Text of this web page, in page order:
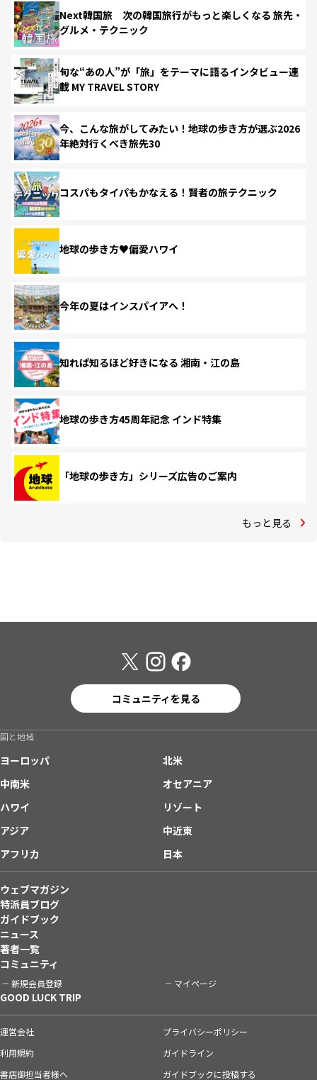
Next韓国旅 次の韓国旅行がもっと楽しくなる 旅先・
グルメ・テクニック
旬な“あの人”が「旅」をテーマに語るインタビュー連
載 MY TRAVEL STORY
今、こんな旅がしてみたい！地球の歩き方が選ぶ2026
年絶対行くべき旅先30
コスパもタイパもかなえる！賢者の旅テクニック
地球の歩き方♥偏愛ハワイ
今年の夏はインスパイアへ！
知れば知るほど好きになる 湘南・江の島
地球の歩き方45周年記念 インド特集
「地球の歩き方」シリーズ広告のご案内
もっと見る
コミュニティを見る
国と地域
ヨーロッパ
北米
中南米
オセアニア
ハワイ
リゾート
アジア
中近東
アフリカ
日本
ウェブマガジン
特派員ブログ
ガイドブック
ニュース
著者一覧
コミュニティ
新規会員登録 マイページ
GOOD LUCK TRIP
運営会社
プライバシーポリシー
利用規約
ガイドライン
書店御担当者様へ
ガイドブックに投稿する